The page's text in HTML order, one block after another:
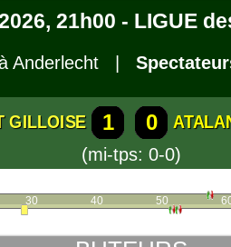
21h00 - LIGUE
Anderlecht |
GILLOISE 1 0
(mi-tps: 0-0)
30 40 50